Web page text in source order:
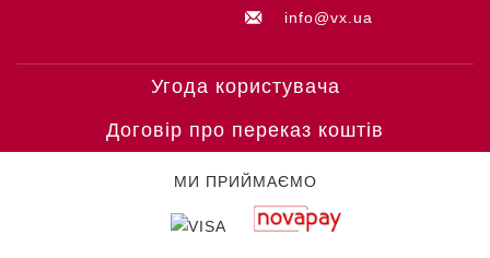
info@vx.ua
Угода користувача
Договір про переказ коштів
МИ ПРИЙМАЄМО